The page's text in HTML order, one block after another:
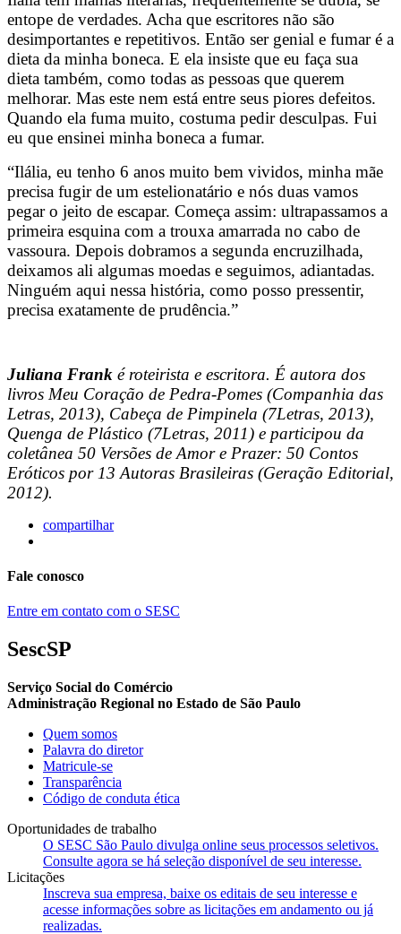
entope de verdades. Acha que escritores não são
desimportantes e repetitivos. Então ser genial e fumar é a
dieta da minha boneca. E ela insiste que eu faça sua
dieta também, como todas as pessoas que querem
melhorar. Mas este nem está entre seus piores defeitos.
Quando ela fuma muito, costuma pedir desculpas. Fui
eu que ensinei minha boneca a fumar.
“Ilália, eu tenho 6 anos muito bem vividos, minha mãe
precisa fugir de um estelionatário e nós duas vamos
pegar o jeito de escapar. Começa assim: ultrapassamos a
primeira esquina com a trouxa amarrada no cabo de
vassoura. Depois dobramos a segunda encruzilhada,
deixamos ali algumas moedas e seguimos, adiantadas.
Ninguém aqui nessa história, como posso pressentir,
precisa exatamente de prudência.”
Juliana Frank é roteirista e escritora. É autora dos
livros Meu Coração de Pedra-Pomes (Companhia das
Letras, 2013), Cabeça de Pimpinela (7Letras, 2013),
Quenga de Plástico (7Letras, 2011) e participou da
coletânea 50 Versões de Amor e Prazer: 50 Contos
Eróticos por 13 Autoras Brasileiras (Geração Editorial,
2012).
compartilhar
Fale conosco
Entre em contato com o SESC
SescSP
Serviço Social do Comércio
Administração Regional no Estado de São Paulo
Quem somos
Palavra do diretor
Matricule-se
Transparência
Código de conduta ética
Oportunidades de trabalho
O SESC São Paulo divulga online seus processos seletivos.
Consulte agora se há seleção disponível de seu interesse.
Licitações
Inscreva sua empresa, baixe os editais de seu interesse e
acesse informações sobre as licitações em andamento ou já
realizadas.